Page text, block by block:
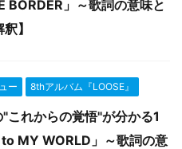
BORDER」～歌詞の意味と
】
ー 8thアルバム『LOOSE』
"これからの覚悟"が分かる1
MY WORLD」～歌詞の意